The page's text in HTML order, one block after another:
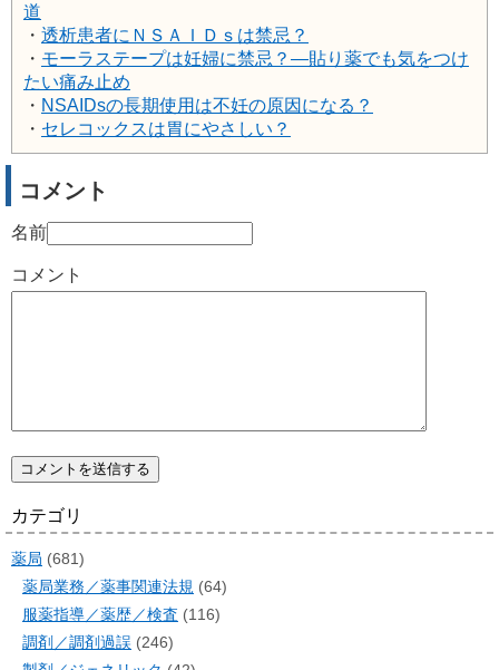
道
・ 透析患者にＮＳＡＩＤｓは禁忌？
・ モーラステープは妊婦に禁忌？―貼り薬でも気をつけ
たい痛み止め
・ NSAIDsの長期使用は不妊の原因になる？
・ セレコックスは胃にやさしい？
コメント
名前
コメント
カテゴリ
薬局 (681)
薬局業務／薬事関連法規 (64)
服薬指導／薬歴／検査 (116)
調剤／調剤過誤 (246)